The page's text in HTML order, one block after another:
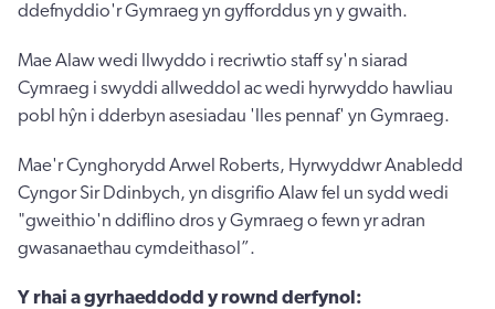
ddefnyddio'r Gymraeg yn gyfforddus yn y gwaith.
Mae Alaw wedi llwyddo i recriwtio staff sy'n siarad
Cymraeg i swyddi allweddol ac wedi hyrwyddo hawliau
pobl hŷn i dderbyn asesiadau 'lles pennaf' yn Gymraeg.
Mae'r Cynghorydd Arwel Roberts, Hyrwyddwr Anabledd
Cyngor Sir Ddinbych, yn disgrifio Alaw fel un sydd wedi
"gweithio'n ddiflino dros y Gymraeg o fewn yr adran
gwasanaethau cymdeithasol”.
Y rhai a gyrhaeddodd y rownd derfynol: